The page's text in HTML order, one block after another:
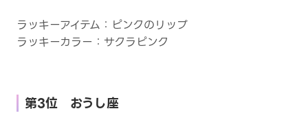
ラッキーアイテム：ピンクのリップ
ラッキーカラー：サクラピンク
第3位 おうし座